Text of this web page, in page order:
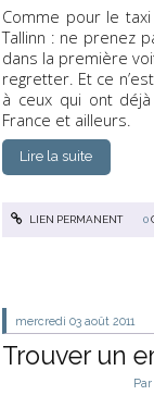
Comme pour le
Tallinn : ne prenez
dans la première
regretter. Et ce
à ceux qui ont
France et ailleurs.
Lire la suite
LIEN PERMANENT 0
mercredi 03 août 2011
Trouver un
Par